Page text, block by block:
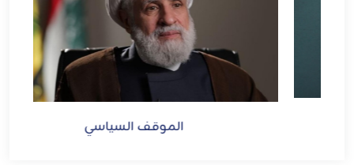
الموقف السياسي